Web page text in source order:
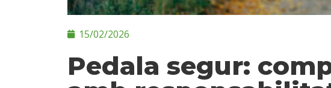
15/02/2026
Pedala segur: